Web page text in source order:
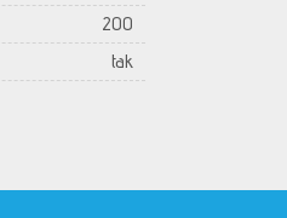
200
tak